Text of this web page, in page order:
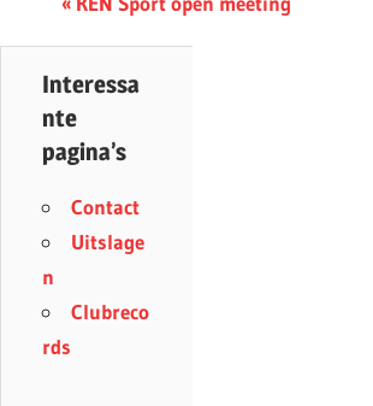
Interessa
nte
pagina’s
Contact
Uitslage
n
Clubreco
rds